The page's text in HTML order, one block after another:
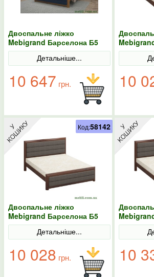
Двоспальне ліжко
Mebigrand Барселона Б5
Горіх світлий/Аляска 97
Детальніше...
10 647 грн.
Горіх
10
Двоспальне ліжко
Mebigrand Барселона Б5
Горіх темний/Аляска 97
Детальніше...
10 028 грн.
Код:58142
Горіх
10